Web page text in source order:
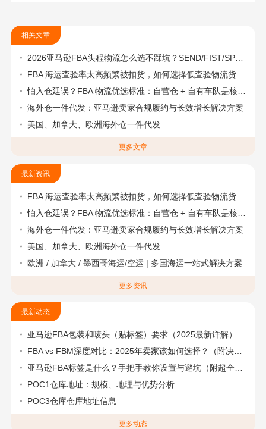
相关文章
2026亚马逊FBA头程物流怎么选不踩坑？SEND/FIST/SPN官方认证物流商，只有这家敢承诺“准达率第一”
FBA 海运查验率太高频繁被扣货，如何选择低查验物流货代？
怕入仓延误？FBA 物流优选标准：自营仓 + 自有车队是核心硬指标
海外仓一件代发：亚马逊卖家合规履约与长效增长解决方案
美国、加拿大、欧洲海外仓一件代发
更多文章
最新资讯
FBA 海运查验率太高频繁被扣货，如何选择低查验物流货代？
怕入仓延误？FBA 物流优选标准：自营仓 + 自有车队是核心硬指标
海外仓一件代发：亚马逊卖家合规履约与长效增长解决方案
美国、加拿大、欧洲海外仓一件代发
欧洲 / 加拿大 / 墨西哥海运/空运 | 多国海运一站式解决方案
更多资讯
最新动态
亚马逊FBA包装和唛头（贴标签）要求（2025最新详解）
FBA vs FBM深度对比：2025年卖家该如何选择？（附决策流程图）
亚马逊FBA标签是什么？手把手教你设置与避坑（附超全指南）
POC1仓库地址：规模、地理与优势分析
POC3仓库仓库地址信息
更多动态